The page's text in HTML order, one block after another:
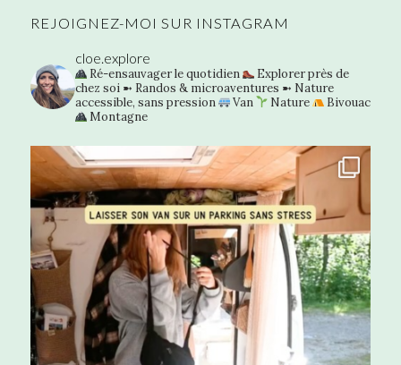
REJOIGNEZ-MOI SUR INSTAGRAM
cloe.explore
Ré-ensauvager le quotidien
Explorer près de
chez soi➼ Randos & microaventures ➼ Nature
accessible, sans pression
Van Nature
Bivouac
Montagne